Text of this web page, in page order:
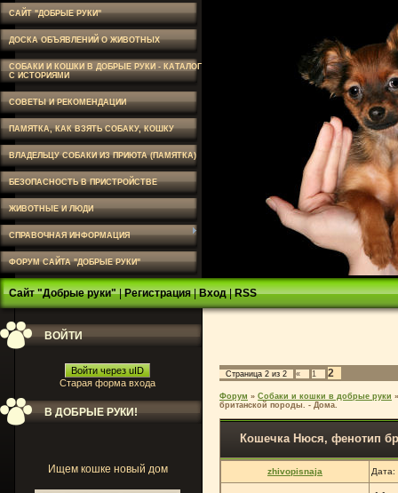
САЙТ "ДОБРЫЕ РУКИ"
ДОСКА ОБЪЯВЛЕНИЙ О ЖИВОТНЫХ
СОБАКИ И КОШКИ В ДОБРЫЕ РУКИ - КАТАЛОГ
С ИСТОРИЯМИ
СОВЕТЫ И РЕКОМЕНДАЦИИ
ПАМЯТКА, КАК ВЗЯТЬ СОБАКУ, КОШКУ
ВЛАДЕЛЬЦУ СОБАКИ ИЗ ПРИЮТА (ПАМЯТКА)
БЕЗОПАСНОСТЬ В ПРИСТРОЙСТВЕ
ЖИВОТНЫЕ И ЛЮДИ
СПРАВОЧНАЯ ИНФОРМАЦИЯ
ФОРУМ САЙТА "ДОБРЫЕ РУКИ"
Сайт "Добрые руки"|Регистрация|Вход|RSS
ВОЙТИ
Войти через uID
Старая форма входа
В ДОБРЫЕ РУКИ!
Ищем кошке новый дом
Страница 2 из 2 « 1 2
Форум » Собаки и кошки в добрые руки »
британской породы. - Дома.
Кошечка Нюся, фенотип
zhivopisnaja Дата: